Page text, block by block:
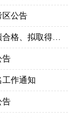
区公告
2024年高级经济专业技术资格考试云南考区成绩合格、拟取得资格证书人员公示
告
工作通知
告